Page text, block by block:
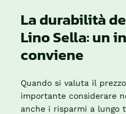
La durabilità
Lino Sella: un
conviene
Quando si valuta il
importante considerare
anche i risparmi a lungo